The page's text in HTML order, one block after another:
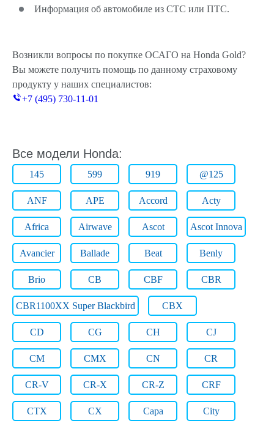
Информация об автомобиле из СТС или ПТС.
Возникли вопросы по покупке ОСАГО на Honda Gold?
Вы можете получить помощь по данному страховому
продукту у наших специалистов:
+7 (495) 730-11-01
Все модели Honda:
145 599 919 @125
ANF APE Accord Acty
Africa Airwave Ascot Ascot Innova
Avancier Ballade Beat Benly
Brio CB CBF CBR
CBR1100XX Super Blackbird CBX
CD CG CH CJ
CM CMX CN CR
CR-V CR-X CR-Z CRF
CTX CX Capa City